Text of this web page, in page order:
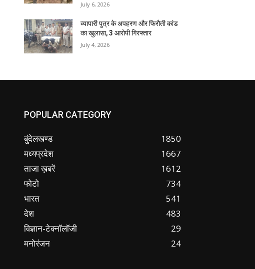
July 6, 2026
व्यापारी पुत्र के अपहरण और फिरौती कांड
का खुलासा, 3 आरोपी गिरफ्तार
July 4, 2026
POPULAR CATEGORY
बुंदेलखण्ड
1850
मध्यप्रदेश
1667
ताजा ख़बरें
1612
फोटो
734
भारत
541
देश
483
विज्ञान-टेक्नॉलॉजी
29
मनोरंजन
24